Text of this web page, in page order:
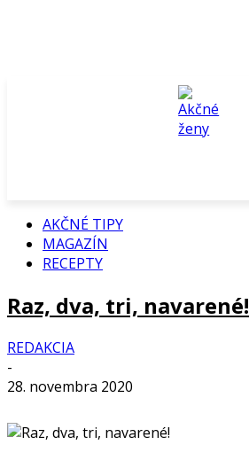
AKČNÉ TIPY
MAGAZÍN
RECEPTY
Raz, dva, tri, navarené!
REDAKCIA
-
28. novembra 2020